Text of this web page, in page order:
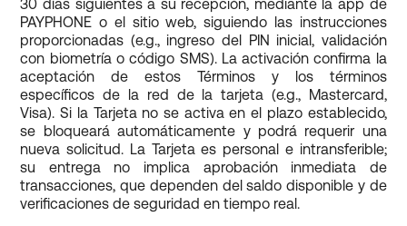
30 días siguientes a su recepción, mediante la app de
PAYPHONE o el sitio web, siguiendo las instrucciones
proporcionadas (e.g., ingreso del PIN inicial, validación
con biometría o código SMS). La activación confirma la
aceptación de estos Términos y los términos
específicos de la red de la tarjeta (e.g., Mastercard,
Visa). Si la Tarjeta no se activa en el plazo establecido,
se bloqueará automáticamente y podrá requerir una
nueva solicitud. La Tarjeta es personal e intransferible;
su entrega no implica aprobación inmediata de
transacciones, que dependen del saldo disponible y de
verificaciones de seguridad en tiempo real.